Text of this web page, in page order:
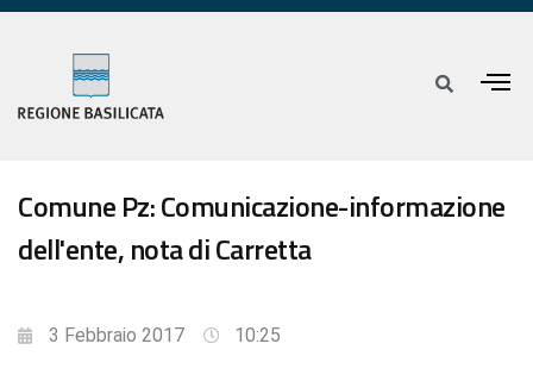
Comune Pz: Comunicazione-informazione
dell'ente, nota di Carretta
3 Febbraio 2017 10:25